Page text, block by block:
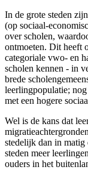
In de grote steden
(op sociaal-
over scholen,
ontmoeten. Dit heeft
categoriale vwo- en
scholen kennen - in
brede
leerlingpopulatie;
met een hogere
Wel is de kans dat
stedelijk dan in
steden meer
ouders in het